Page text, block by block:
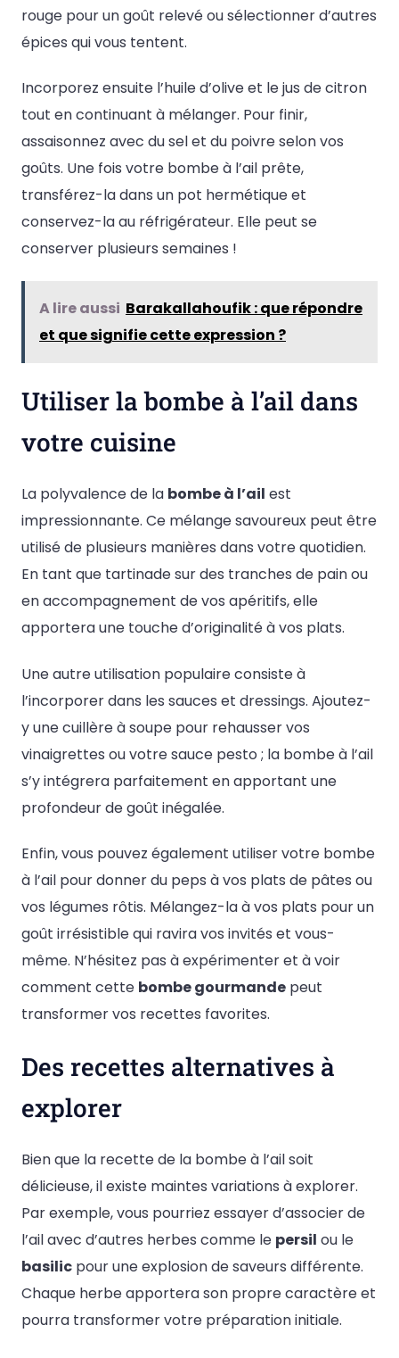
rouge pour un goût relevé ou sélectionner d’autres
épices qui vous tentent.
Incorporez ensuite l’huile d’olive et le jus de citron
tout en continuant à mélanger. Pour finir,
assaisonnez avec du sel et du poivre selon vos
goûts. Une fois votre bombe à l’ail prête,
transférez-la dans un pot hermétique et
conservez-la au réfrigérateur. Elle peut se
conserver plusieurs semaines !
A lire aussi Barakallahoufik : que répondre
et que signifie cette expression ?
Utiliser la bombe à l’ail dans
votre cuisine
La polyvalence de la bombe à l’ail est
impressionnante. Ce mélange savoureux peut être
utilisé de plusieurs manières dans votre quotidien.
En tant que tartinade sur des tranches de pain ou
en accompagnement de vos apéritifs, elle
apportera une touche d’originalité à vos plats.
Une autre utilisation populaire consiste à
l’incorporer dans les sauces et dressings. Ajoutez-
y une cuillère à soupe pour rehausser vos
vinaigrettes ou votre sauce pesto ; la bombe à l’ail
s’y intégrera parfaitement en apportant une
profondeur de goût inégalée.
Enfin, vous pouvez également utiliser votre bombe
à l’ail pour donner du peps à vos plats de pâtes ou
vos légumes rôtis. Mélangez-la à vos plats pour un
goût irrésistible qui ravira vos invités et vous-
même. N’hésitez pas à expérimenter et à voir
comment cette bombe gourmande peut
transformer vos recettes favorites.
Des recettes alternatives à
explorer
Bien que la recette de la bombe à l’ail soit
délicieuse, il existe maintes variations à explorer.
Par exemple, vous pourriez essayer d’associer de
l’ail avec d’autres herbes comme le persil ou le
basilic pour une explosion de saveurs différente.
Chaque herbe apportera son propre caractère et
pourra transformer votre préparation initiale.